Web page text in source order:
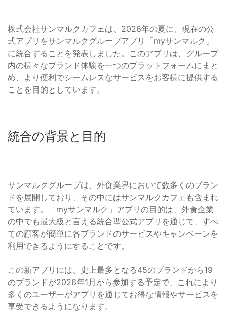
株式会社サンマルクカフェは、2026年の夏に、現在の公
式アプリをサンマルクグループアプリ「myサンマルク」
に統合することを発表しました。このアプリは、グループ
内の様々なブランド体験を一つのプラットフォームにまと
め、より便利でシームレスなサービスをお客様に提供する
ことを目的としています。
統合の背景と目的
サンマルクグループは、外食業界において数多くのブラン
ドを展開しており、その中にはサンマルクカフェも含まれ
ています。「myサンマルク」アプリの目的は、外食企業
の中でも最大級と言える統合型公式アプリを通じて、すべ
ての顧客が簡単に各ブランドのサービスやキャンペーンを
利用できるようにすることです。
この新アプリには、史上最多となる45のブランドから19
のブランドが2026年1月から参加する予定で、これにより
多くのユーザーがアプリを通じてお得な情報やサービスを
享受できるようになります。